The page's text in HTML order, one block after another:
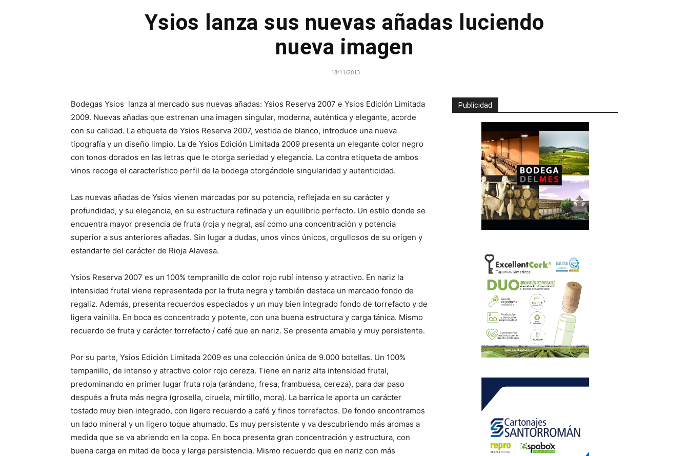
Ysios lanza sus nuevas añadas luciendo
nueva imagen
18/11/2013
Bodegas Ysios lanza al mercado sus nuevas añadas: Ysios Reserva 2007 e Ysios Edición Limitada
2009. Nuevas añadas que estrenan una imagen singular, moderna, auténtica y elegante, acorde
con su calidad. La etiqueta de Ysios Reserva 2007, vestida de blanco, introduce una nueva
tipografía y un diseño limpio. La de Ysios Edición Limitada 2009 presenta un elegante color negro
con tonos dorados en las letras que le otorga seriedad y elegancia. La contra etiqueta de ambos
vinos recoge el característico perfil de la bodega otorgándole singularidad y autenticidad.
Las nuevas añadas de Ysios vienen marcadas por su potencia, reflejada en su carácter y
profundidad, y su elegancia, en su estructura refinada y un equilibrio perfecto. Un estilo donde se
encuentra mayor presencia de fruta (roja y negra), así como una concentración y potencia
superior a sus anteriores añadas. Sin lugar a dudas, unos vinos únicos, orgullosos de su origen y
estandarte del carácter de Rioja Alavesa.
Ysios Reserva 2007 es un 100% tempranillo de color rojo rubí intenso y atractivo. En nariz la
intensidad frutal viene representada por la fruta negra y también destaca un marcado fondo de
regaliz. Además, presenta recuerdos especiados y un muy bien integrado fondo de torrefacto y de
ligera vainilla. En boca es concentrado y potente, con una buena estructura y carga tánica. Mismo
recuerdo de fruta y carácter torrefacto / café que en nariz. Se presenta amable y muy persistente.
Por su parte, Ysios Edición Limitada 2009 es una colección única de 9.000 botellas. Un 100%
tempanillo, de intenso y atractivo color rojo cereza. Tiene en nariz alta intensidad frutal,
predominando en primer lugar fruta roja (arándano, fresa, frambuesa, cereza), para dar paso
después a fruta más negra (grosella, ciruela, mirtillo, mora). La barrica le aporta un carácter
tostado muy bien integrado, con ligero recuerdo a café y finos torrefactos. De fondo encontramos
un lado mineral y un ligero toque ahumado. Es muy persistente y va descubriendo más aromas a
medida que se va abriendo en la copa. En boca presenta gran concentración y estructura, con
buena carga en mitad de boca y larga persistencia. Mismo recuerdo que en nariz con más
Publicidad